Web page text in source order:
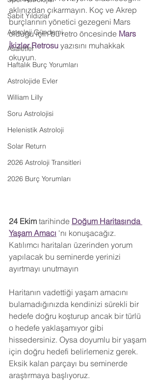
Sabit Yıldızlar
Astroloji Gündemi
Asaletler
Haftalık Burç Yorumları
Astrolojide Evler
William Lilly
Soru Astrolojisi
Helenistik Astroloji
Solar Return
2026 Astroloji Transitleri
2026 Burç Yorumları
aklınızdan çıkarmayın. Koç ve Akrep
burçlarının yönetici gezegeni Mars
olduğu için bu retro öncesinde Mars
İkizler Retrosu yazısını muhakkak
okuyun.
24 Ekim tarihinde Doğum Haritasında
Yaşam Amacı 'nı konuşacağız.
Katılımcı haritaları üzerinden yorum
yapılacak bu seminerde yerinizi
ayırtmayı unutmayın
Haritanın vadettiği yaşam amacını
bulamadığınızda kendinizi sürekli bir
hedefe doğru koşturup ancak bir türlü
o hedefe yaklaşamıyor gibi
hissedersiniz. Oysa doyumlu bir yaşam
için doğru hedefi belirlemeniz gerek.
Eksik kalan parçayı bu seminerde
araştırmaya başlıyoruz.